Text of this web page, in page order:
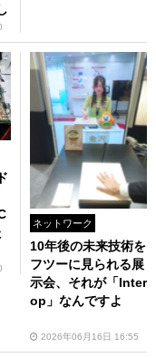
ネットワーク
10年後の未来技術を
フツーに見られる展
示会、それが「Inter
op」なんですよ
2026年06月16日 16:55